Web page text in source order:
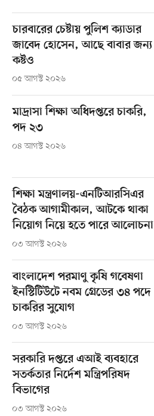
চারবারের চেষ্টায় পুলিশ ক্যাডার
জাবেদ হোসেন, আছে বাবার জন্য
কষ্টও
০৫ আগস্ট ২০২৬
মাদ্রাসা শিক্ষা অধিদপ্তরে চাকরি,
পদ ২৩
০৪ আগস্ট ২০২৬
শিক্ষা মন্ত্রণালয়-এনটিআরসিএর
বৈঠক আগামীকাল, আটকে থাকা
নিয়োগ নিয়ে হতে পারে আলোচনা
০৩ আগস্ট ২০২৬
বাংলাদেশ পরমাণু কৃষি গবেষণা
ইনস্টিটিউটে নবম গ্রেডের ৩৪ পদে
চাকরির সুযোগ
০৩ আগস্ট ২০২৬
সরকারি দপ্তরে এআই ব্যবহারে
সতর্কতার নির্দেশ মন্ত্রিপরিষদ
বিভাগের
০৩ আগস্ট ২০২৬